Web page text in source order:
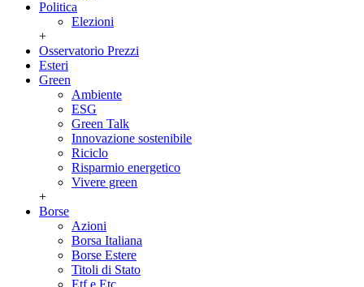
Politica
Elezioni
+
Osservatorio Prezzi
Esteri
Green
Ambiente
ESG
Green Talk
Innovazione sostenibile
Riciclo
Risparmio energetico
Vivere green
+
Borse
Azioni
Borsa Italiana
Borse Estere
Titoli di Stato
Etf e Etc